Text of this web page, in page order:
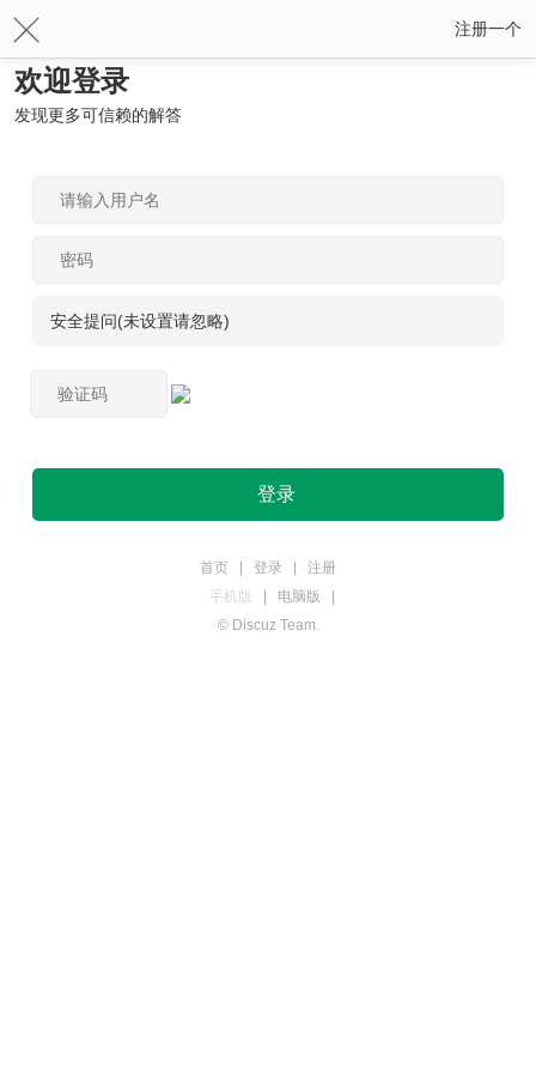
注册一个
欢迎登录
发现更多可信赖的解答
安全提问(未设置请忽略)
登录
首页 登录
注册
手机版
电脑版
© Discuz Team.